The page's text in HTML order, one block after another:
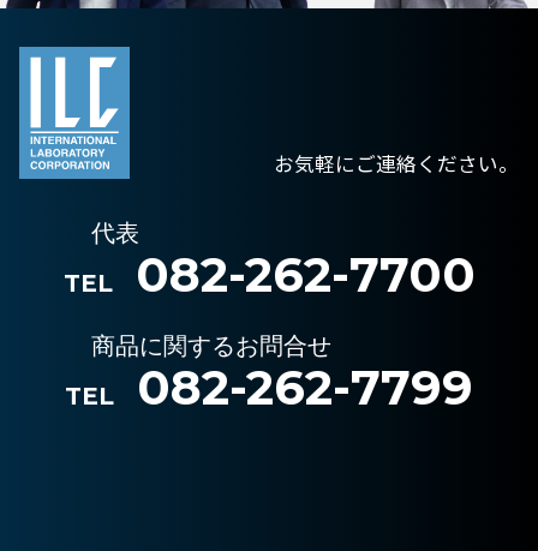
お気軽にご連絡ください。
代表
TEL
082-262-7700
商品に関するお問合せ
TEL
082-262-7799